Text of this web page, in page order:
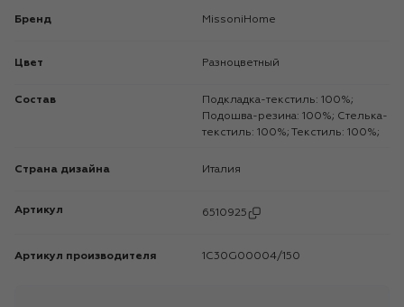
Бренд MissoniHome
Цвет Разноцветный
Состав
Подкладка-текстиль: 100%;
Подошва-резина: 100%; Стелька-
текстиль: 100%; Текстиль: 100%;
Страна дизайна Италия
Артикул 6510925
Артикул производителя 1C30G00004/150